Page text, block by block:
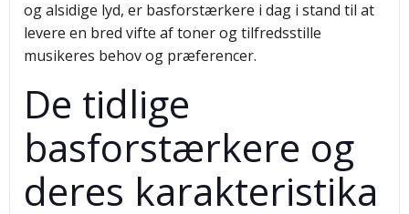
og alsidige lyd, er basforstærkere i dag i stand til at
levere en bred vifte af toner og tilfredsstille
musikeres behov og præferencer.
De tidlige
basforstærkere og
deres karakteristika